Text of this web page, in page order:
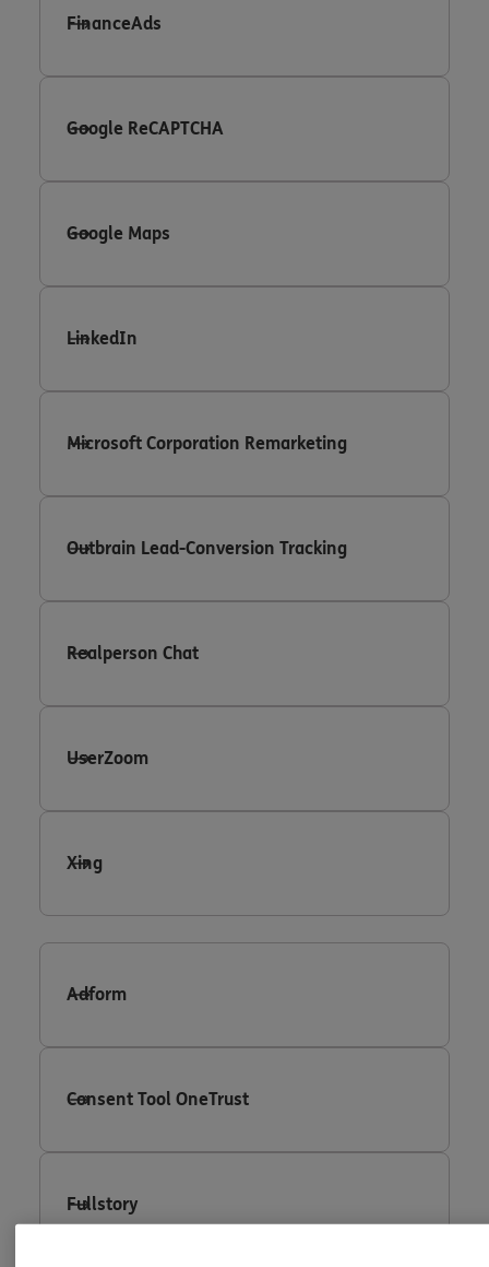
FinanceAds
Google ReCAPTCHA
Google Maps
LinkedIn
Microsoft Corporation Remarketing
Outbrain Lead-Conversion Tracking
Realperson Chat
UserZoom
Xing
Adform
Consent Tool OneTrust
Fullstory